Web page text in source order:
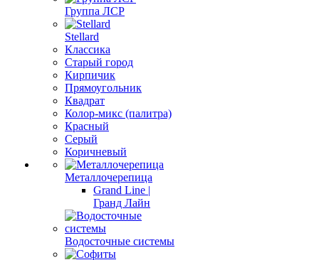
Группа ЛСР
Stellard
Классика
Старый город
Кирпичик
Прямоугольник
Квадрат
Колор-микс (палитра)
Красный
Серый
Коричневый
Металлочерепица
Grand Line |
Гранд Лайн
Водосточные системы